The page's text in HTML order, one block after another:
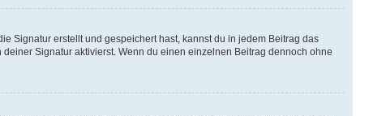
Signatur erstellt und gespeichert hast, kannst du in jedem Beitrag das
Signatur aktivierst. Wenn du einen einzelnen Beitrag dennoch ohne